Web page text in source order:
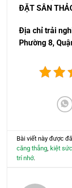
ĐẶT SÂN
Địa chỉ trải
Phường 8,
Bài viết này được
căng thẳng, kiệt
trí nhớ.